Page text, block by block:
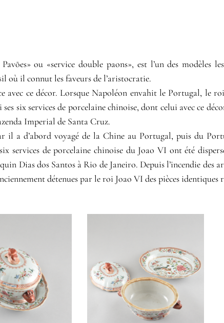
ou «service double paons», est l’un des modèles
où il connut les faveurs de l’aristocratie.
avec ce décor. Lorsque Napoléon envahit le Portugal, le
six services de porcelaine chinoise, dont celui avec ce
Imperial de Santa Cruz.
il a d’abord voyagé de la Chine au Portugal, puis du
services de porcelaine chinoise du Joao VI ont été
Dias dos Santos à Rio de Janeiro. Depuis l’incendie des
détenues par le roi Joao VI des pièces identiques